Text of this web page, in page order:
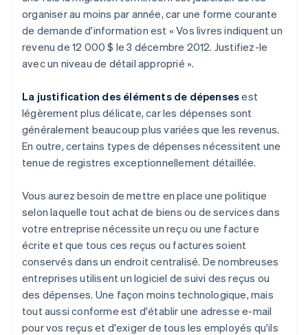
organiser au moins par année, car une forme courante
de demande d'information est « Vos livres indiquent un
revenu de 12 000 $ le 3 décembre 2012. Justifiez-le
avec un niveau de détail approprié ».
La justification des éléments de dépensesest
légèrement plus délicate, car les dépenses sont
généralement beaucoup plus variées que les revenus.
En outre, certains types de dépenses nécessitent une
tenue de registres exceptionnellement détaillée.
Vous aurez besoin de mettre en place une politique
selon laquelle tout achat de biens ou de services dans
votre entreprise nécessite un reçu ou une facture
écrite et que tous ces reçus ou factures soient
conservés dans un endroit centralisé. De nombreuses
entreprises utilisent un logiciel de suivi des reçus ou
des dépenses. Une façon moins technologique, mais
tout aussi conforme est d'établir une adresse e-mail
pour vos reçus et d'exiger de tous les employés qu'ils